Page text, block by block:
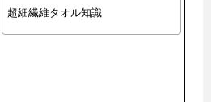
超細繊維タオル知識